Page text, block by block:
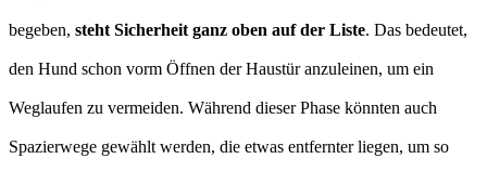
begeben, steht Sicherheit ganz oben auf der Liste. Das bedeutet,
den Hund schon vorm Öffnen der Haustür anzuleinen, um ein
Weglaufen zu vermeiden. Während dieser Phase könnten auch
Spazierwege gewählt werden, die etwas entfernter liegen, um so